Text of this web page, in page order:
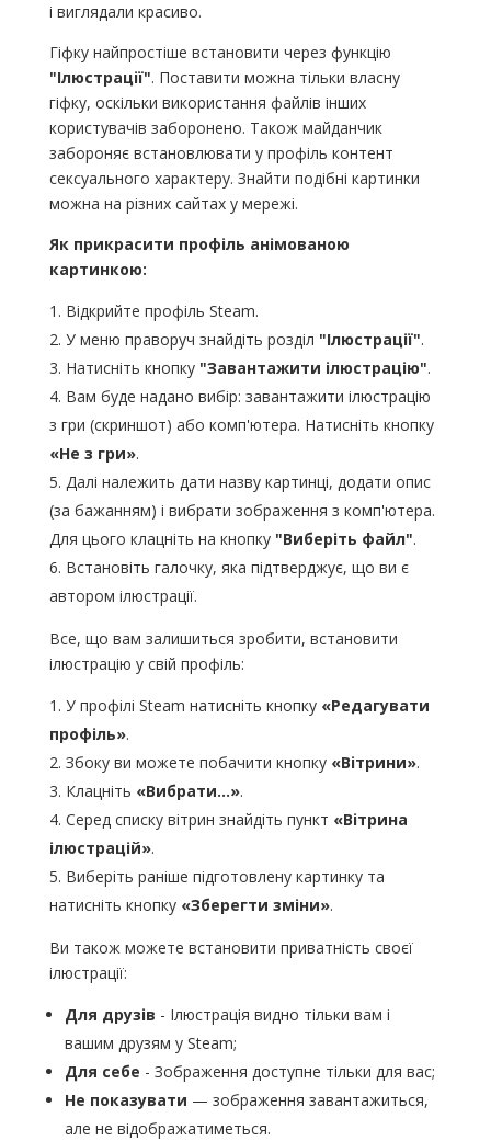
і виглядали красиво.
Гіфку найпростіше встановити через функцію
"Ілюстрації". Поставити можна тільки власну
гіфку, оскільки використання файлів інших
користувачів заборонено. Також майданчик
забороняє встановлювати у профіль контент
сексуального характеру. Знайти подібні картинки
можна на різних сайтах у мережі.
Як прикрасити профіль анімованою
картинкою:
Відкрийте профіль Steam.
У меню праворуч знайдіть розділ "Ілюстрації".
Натисніть кнопку "Завантажити ілюстрацію".
Вам буде надано вибір: завантажити ілюстрацію
з гри (скриншот) або комп'ютера. Натисніть кнопку
«Не з гри».
Далі належить дати назву картинці, додати опис
(за бажанням) і вибрати зображення з комп'ютера.
Для цього клацніть на кнопку "Виберіть файл".
Встановіть галочку, яка підтверджує, що ви є
автором ілюстрації.
Все, що вам залишиться зробити, встановити
ілюстрацію у свій профіль:
У профілі Steam натисніть кнопку «Редагувати
профіль».
Збоку ви можете побачити кнопку «Вітрини».
Клацніть «Вибрати…».
Серед списку вітрин знайдіть пункт «Вітрина
ілюстрацій».
Виберіть раніше підготовлену картинку та
натисніть кнопку «Зберегти зміни».
Ви також можете встановити приватність своєї
ілюстрації:
Для друзів - Ілюстрація видно тільки вам і
вашим друзям у Steam;
Для себе - Зображення доступне тільки для вас;
Не показувати — зображення завантажиться,
але не відображатиметься.